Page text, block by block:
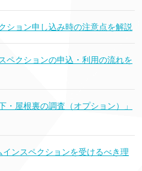
ション申し込み時の注意点を解説
ペクションの申込・利用の流れを
屋根裏の調査（オプション）」
ンスペクションを受けるべき理